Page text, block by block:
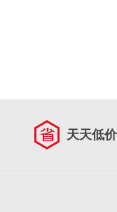
天天低